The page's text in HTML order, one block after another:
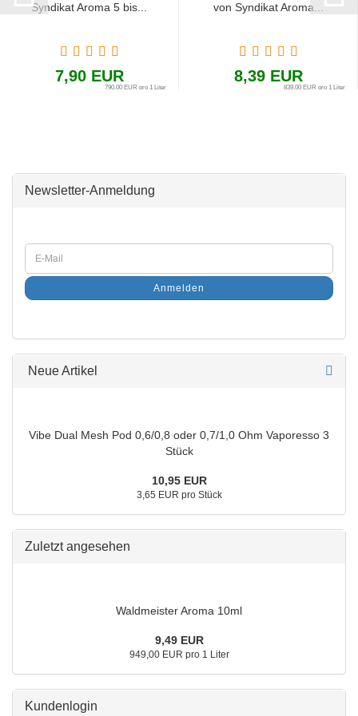
Syndikat Aroma 5 bis...
7,90 EUR
790,00 EUR pro 1 Liter
von Syndikat Aroma...
8,39 EUR
839,00 EUR pro 1 Liter
Newsletter-Anmeldung
Anmelden
Neue Artikel
Vibe Dual Mesh Pod 0,6/0,8 oder 0,7/1,0 Ohm Vaporesso 3
Stück
10,95 EUR
3,65 EUR pro Stück
Zuletzt angesehen
Waldmeister Aroma 10ml
9,49 EUR
949,00 EUR pro 1 Liter
Kundenlogin